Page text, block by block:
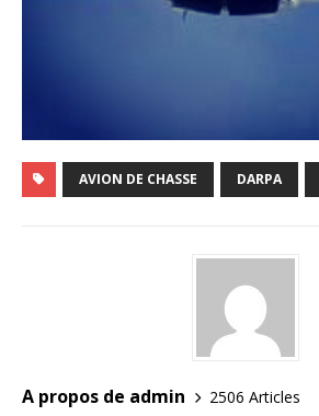
AVION DE CHASSE DARPA
A propos de admin 2506 Articles